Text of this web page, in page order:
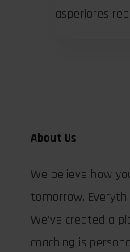
asperiores
About Us
We believe how
tomorrow.
We’ve created a
coaching is